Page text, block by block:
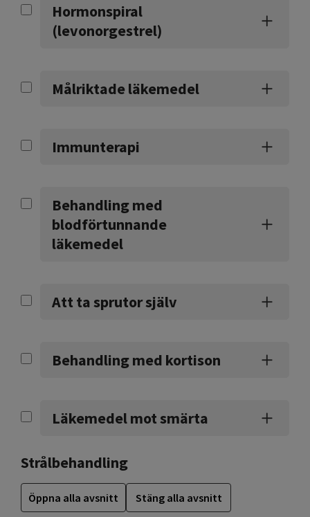
Hormonspiral
(levonorgestrel)
Målriktade läkemedel
Immunterapi
Behandling med
blodförtunnande
läkemedel
Att ta sprutor själv
Behandling med kortison
Läkemedel mot smärta
Strålbehandling
Öppna alla avsnitt Stäng alla avsnitt